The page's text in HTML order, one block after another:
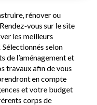
rénover ou
vous sur le site
les meilleurs
selon
de l’aménagement et
travaux afin de vous
en compte
et votre budget
corps de